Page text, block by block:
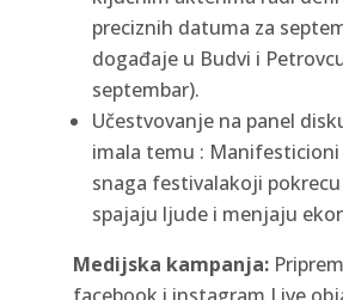
preciznih datuma za
događaje u Budvi i
septembar).
Učestvovanje na panel
imala temu :
snaga festivalakoji
spajaju ljude i menjaju
Medijska kampanja: